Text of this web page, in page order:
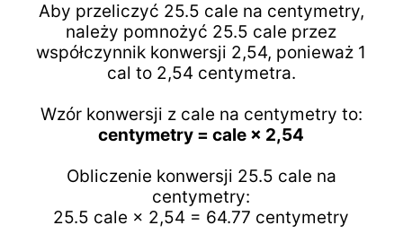
Aby przeliczyć 25.5 cale na centymetry,
należy pomnożyć 25.5 cale przez
współczynnik konwersji 2,54, ponieważ 1
cal to 2,54 centymetra.
Wzór konwersji z cale na centymetry to:
centymetry = cale × 2,54
Obliczenie konwersji 25.5 cale na
centymetry:
25.5 cale × 2,54 = 64.77 centymetry